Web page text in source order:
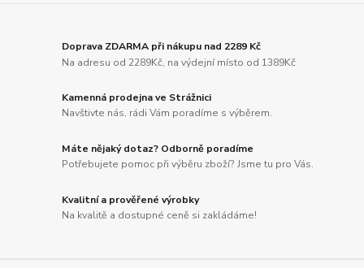
Doprava ZDARMA při nákupu nad 2289 Kč
Na adresu od 2289Kč, na výdejní místo od 1389Kč
Kamenná prodejna ve Strážnici
Navštivte nás, rádi Vám poradíme s výběrem.
Máte nějaký dotaz? Odborně poradíme
Potřebujete pomoc při výběru zboží? Jsme tu pro Vás.
Kvalitní a prověřené výrobky
Na kvalitě a dostupné ceně si zakládáme!